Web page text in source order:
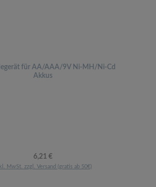
für AA/AAA/9V Ni-MH/Ni-Cd
Akkus
Regulärer Preis:
6,21 €
MwSt. zzgl. Versand (gratis ab 50€)